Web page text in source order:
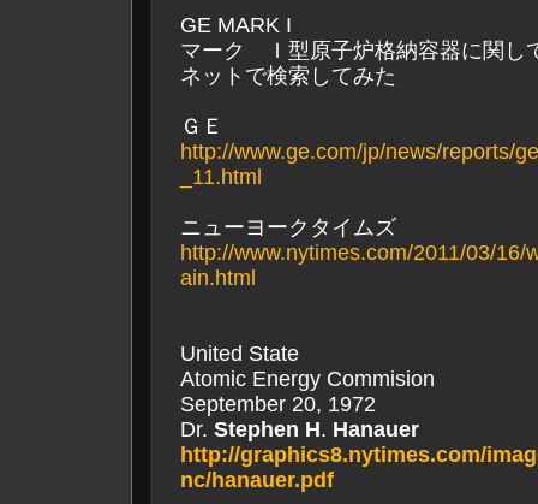
GE MARK I
マーク Ｉ型原子炉格納容器に関し
ネットで検索してみた
ＧＥ
http://www.ge.com/jp/news/reports/
_11.html
ニューヨークタイムズ
http://www.nytimes.com/2011/03/16/
ain.html
United State
Atomic Energy Commision
September 20, 1972
Dr. Stephen H. Hanauer
http://graphics8.nytimes.com/
nc/hanauer.pdf